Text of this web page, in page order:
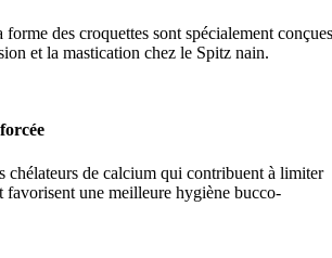
des croquettes sont spécialement conçues
et la mastication chez le Spitz nain.
chélateurs de calcium qui contribuent à limiter
favorisent une meilleure hygiène bucco-